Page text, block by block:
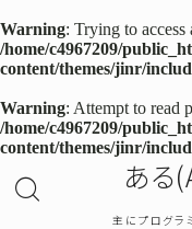
Warning: Trying to
/home/c4967209/
content/themes/jinr/
Warning: Attempt to read
/home/c4967209/
content/themes/jinr/
ある
主にプログラ
MENU
TOP
プライバシーポリシ